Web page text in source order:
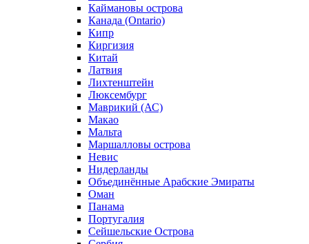
Каймановы острова
Канада (Ontario)
Кипр
Киргизия
Китай
Латвия
Лихтенштейн
Люксембург
Маврикий (АС)
Макао
Мальта
Маршалловы острова
Нeвис
Нидерланды
Объединённые Арабские Эмираты
Оман
Панама
Португалия
Сейшельские Острова